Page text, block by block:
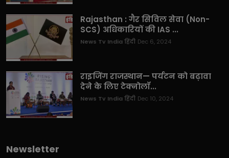
Rajasthan : गैर सिविल सेवा (Non-
SCS) अधिकारियों की IAS ...
News Tv India हिंदी Dec 6, 2024
राइजिंग राजस्थान— पर्यटन को बढ़ावा
देने के लिए टेक्नोलॉ...
News Tv India हिंदी Dec 10, 2024
Newsletter